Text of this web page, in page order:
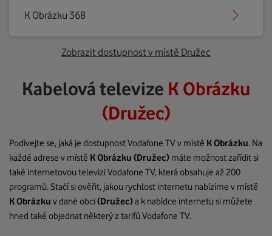
K Obrázku 368
Zobrazit dostupnost v místě Družec
Kabelová televize K Obrázku
(Družec)
Podívejte se, jaká je dostupnost Vodafone TV v místě K Obrázku. Na
každé adrese v místě K Obrázku (Družec) máte možnost zařídit si
také internetovou televizi Vodafone TV, která obsahuje až 200
programů. Stačí si ověřit, jakou rychlost internetu nabízíme v místě
K Obrázku v dané obci(Družec)a k nabídce internetu si můžete
hned také objednat některý z tarifů Vodafone TV.